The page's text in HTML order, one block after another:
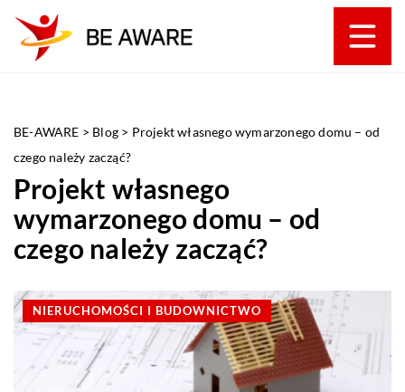
BE-AWARE > Blog > Projekt własnego wymarzonego domu – od
czego należy zacząć?
Projekt własnego
wymarzonego domu – od
czego należy zacząć?
NIERUCHOMOŚCI I BUDOWNICTWO